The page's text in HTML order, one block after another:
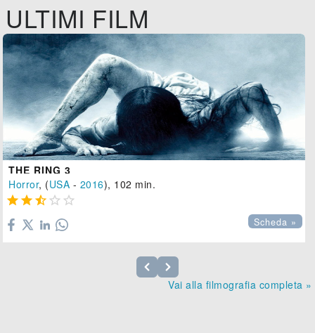
ULTIMI FILM
THE RING 3
Horror, (USA - 2016), 102 min.
    
Scheda »
Vai alla filmografia completa »